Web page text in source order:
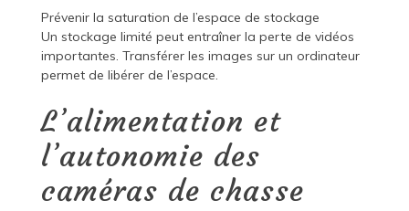
Prévenir la saturation de l’espace de stockage
Un stockage limité peut entraîner la perte de vidéos
importantes. Transférer les images sur un ordinateur
permet de libérer de l’espace.
L’alimentation et
l’autonomie des
caméras de chasse